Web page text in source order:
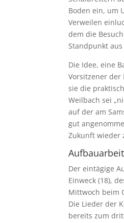
Boden ein, um
Verweilen
dem die
Standpunkt
Die Idee, eine
Vorsitzener der
sie die
Weilbach sei
auf der am
gut
Zukunft wieder
Der eintägige
Einweck (18),
Mittwoch beim
Die Lieder der
bereits zum